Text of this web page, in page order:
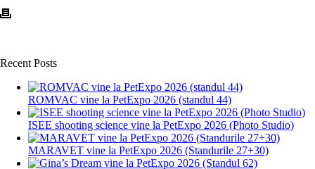
Recent Posts
ROMVAC vine la PetExpo 2026 (standul 44)
ISEE shooting science vine la PetExpo 2026 (Photo Studio)
MARAVET vine la PetExpo 2026 (Standurile 27+30)